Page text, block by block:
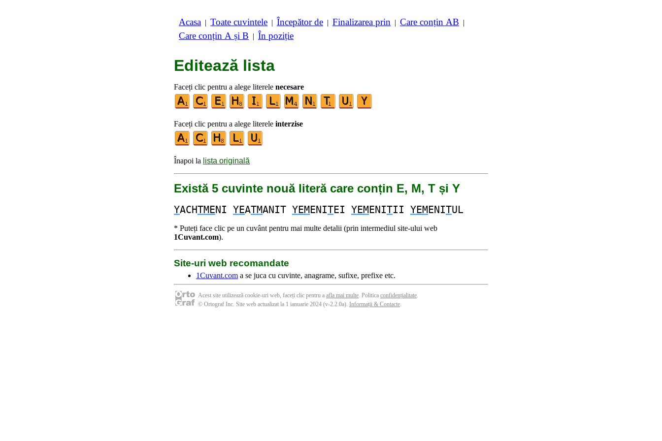
Acasa | Toate cuvintele | Începător de | Finalizarea prin | Care conțin AB |
Care conțin A și B | În poziție
Editează lista
Faceți clic pentru a alege literele necesare
Faceți clic pentru a alege literele interzise
Înapoi la lista originală
Există 5 cuvinte nouă literă care conțin E, M, T și Y
YACHTMENI YEATMANIT YEMENITEI YEMENITII YEMENITUL
* Puteți face clic pe un cuvânt pentru mai multe detalii (prin intermediul site-ului web
1Cuvant.com).
Site-uri web recomandate
1Cuvant.com a se juca cu cuvinte, anagrame, sufixe, prefixe etc.
Acest site utilizează cookie-uri web, faceți clic pentru a afla mai multe. Politica confidențialitate.
© Ortograf Inc. Site web actualizat la 1 ianuarie 2024 (v-2.2.0a). Informații & Contacte.